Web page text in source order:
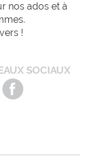
nos ados et à
!
SOCIAUX